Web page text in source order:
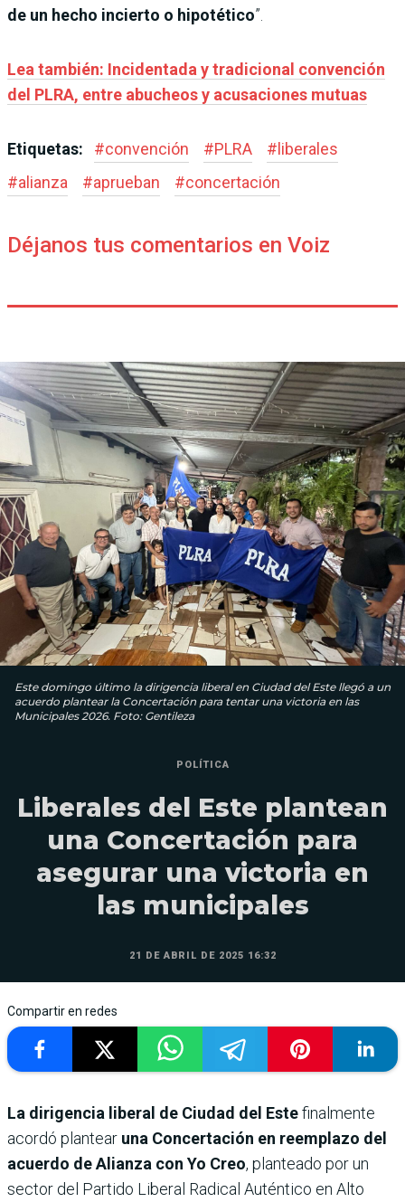
de un hecho incierto o hipotético”.
Lea también: Incidentada y tradicional convención
del PLRA, entre abucheos y acusaciones mutuas
Etiquetas: #convención #PLRA #liberales
#alianza #aprueban #concertación
Déjanos tus comentarios en Voiz
Este domingo último la dirigencia liberal en Ciudad del Este llegó a un
acuerdo plantear la Concertación para tentar una victoria en las
Municipales 2026. Foto: Gentileza
POLÍTICA
Liberales del Este plantean
una Concertación para
asegurar una victoria en
las municipales
21 DE ABRIL DE 2025 16:32
Compartir en redes
La dirigencia liberal de Ciudad del Estefinalmente
acordó plantear una Concertación en reemplazo del
acuerdo de Alianza con Yo Creo, planteado por un
sector del Partido Liberal Radical Auténtico en Alto